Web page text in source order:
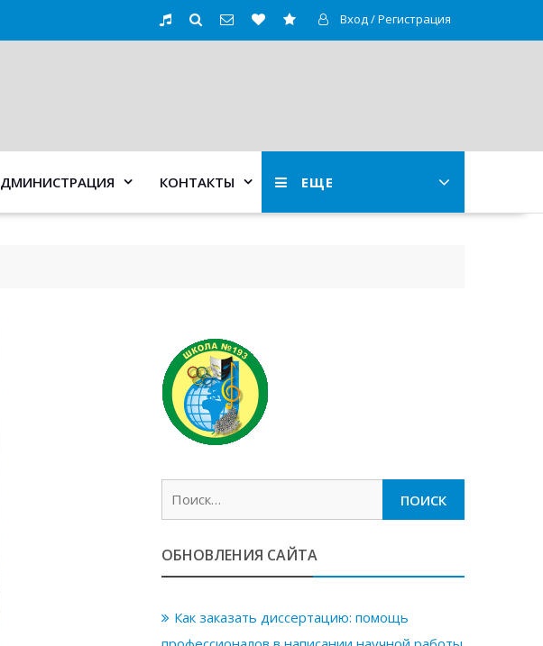
Вход / Регистрация
ЕЩЕ
КОНТАКТЫ
ОБНОВЛЕНИЯ САЙТА
Как заказать диссертацию: помощь